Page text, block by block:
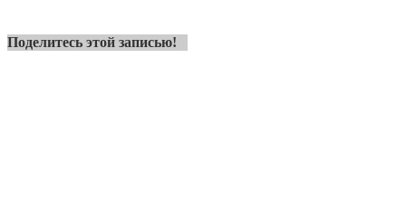
Поделитесь этой записью!